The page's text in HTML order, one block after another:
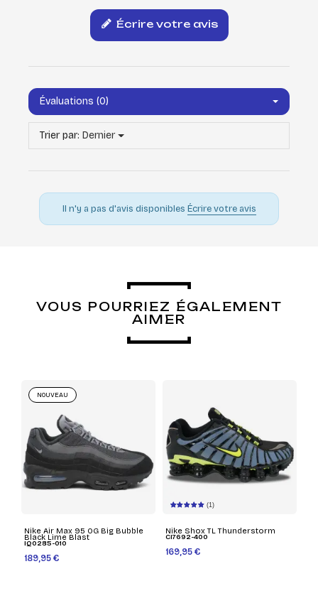
Écrire votre avis
Évaluations (0)
Trier par: Dernier
Il n'y a pas d'avis disponibles Écrire votre avis
VOUS POURRIEZ ÉGALEMENT
AIMER
Nike Air Max 95 OG Big Bubble
Black Lime Blast
IQ0285-010
189,95 €
NOUVEAU
(1)
Nike Shox TL Thunderstorm
CI7692-400
169,95 €